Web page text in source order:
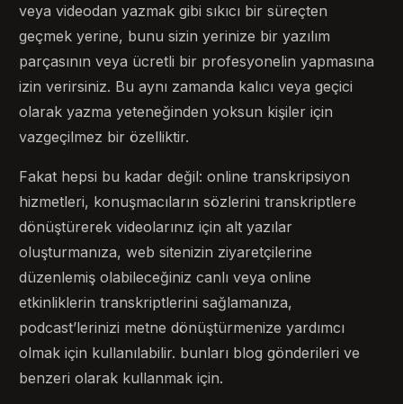
veya videodan yazmak gibi sıkıcı bir süreçten
geçmek yerine, bunu sizin yerinize bir yazılım
parçasının veya ücretli bir profesyonelin yapmasına
izin verirsiniz. Bu aynı zamanda kalıcı veya geçici
olarak yazma yeteneğinden yoksun kişiler için
vazgeçilmez bir özelliktir.
Fakat hepsi bu kadar değil: online transkripsiyon
hizmetleri, konuşmacıların sözlerini transkriptlere
dönüştürerek videolarınız için alt yazılar
oluşturmanıza, web sitenizin ziyaretçilerine
düzenlemiş olabileceğiniz canlı veya online
etkinliklerin transkriptlerini sağlamanıza,
podcast’lerinizi metne dönüştürmenize yardımcı
olmak için kullanılabilir. bunları blog gönderileri ve
benzeri olarak kullanmak için.